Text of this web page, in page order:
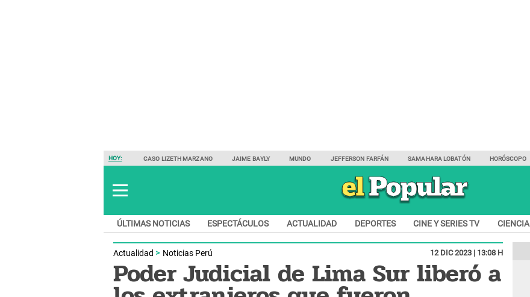
HOY: CASO LIZETH MARZANO JAIME BAYLY MUNDO JEFFERSON FARFÁN SAMAHARA LOBATÓN HORÓSCOPO
ÚLTIMAS NOTICIAS ESPECTÁCULOS ACTUALIDAD DEPORTES CINE Y SERIES TV CIENCIA
Actualidad Noticias Perú 12 DIC 2023 | 13:08 H
Poder Judicial de Lima Sur liberó a